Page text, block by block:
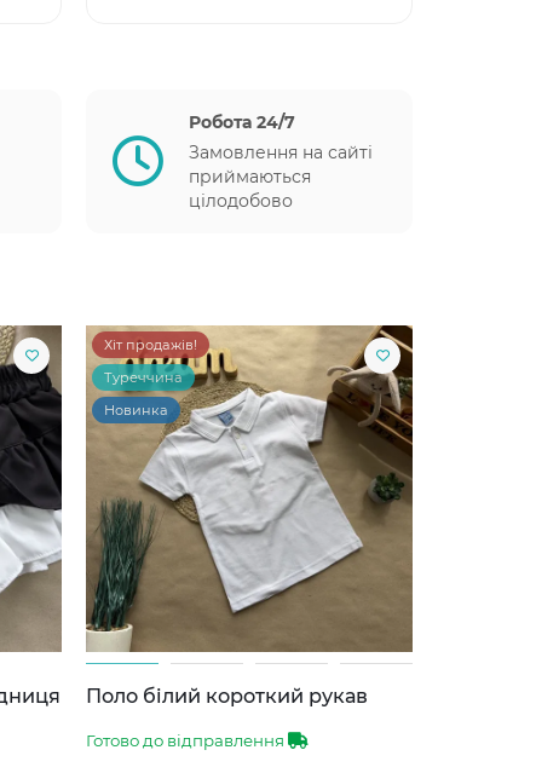
Робота 24/7
Замовлення на сайті
приймаються
цілодобово
Хіт продажів!
Туреччина
Новинка
Поло білий короткий рукав
Готово до відправлення